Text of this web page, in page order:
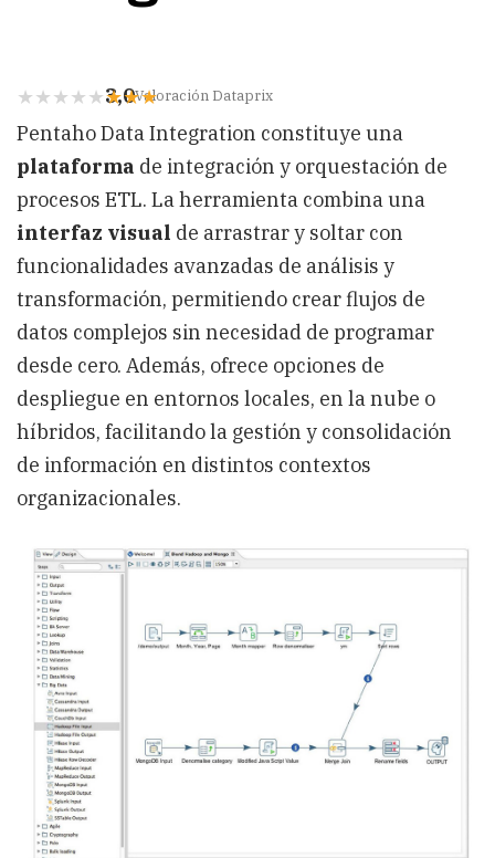
3,0Valoración Dataprix
Pentaho Data Integration constituye una
plataforma de integración y orquestación de
procesos ETL. La herramienta combina una
interfaz visual de arrastrar y soltar con
funcionalidades avanzadas de análisis y
transformación, permitiendo crear flujos de
datos complejos sin necesidad de programar
desde cero. Además, ofrece opciones de
despliegue en entornos locales, en la nube o
híbridos, facilitando la gestión y consolidación
de información en distintos contextos
organizacionales.